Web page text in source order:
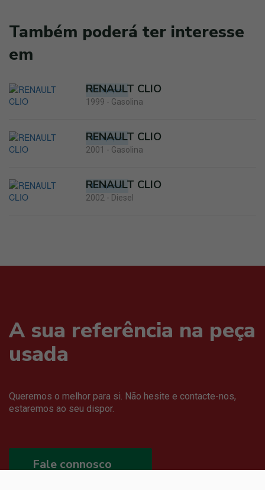
Também poderá ter interesse
em
Para peças
RENAULT CLIO
1999 - Gasolina
Para peças
RENAULT CLIO
2001 - Gasolina
Para peças
RENAULT CLIO
2002 - Diesel
A sua referência na peça
usada
Queremos o melhor para si. Não hesite e contacte-nos,
estaremos ao seu dispor.
Fale connosco